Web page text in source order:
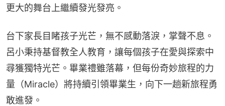
更大的舞台上繼續發光發亮。
台下家長目睹孩子光芒，無不感動落淚，掌聲不息。
呂小秉持基督教全人教育，讓每個孩子在愛與探索中
尋獲獨特光芒。畢業禮雖落幕，但每份奇妙旅程的力
量（Miracle）將持續引領畢業生，向下一趟新旅程勇
敢進發。